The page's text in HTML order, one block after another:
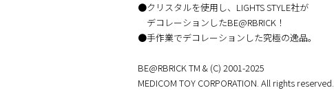
●クリスタルを使用し、LIGHTS STYLE社が
デコレーションしたBE@RBRICK！
●手作業でデコレーションした究極の逸品。
BE@RBRICK TM & (C) 2001-2025
MEDICOM TOY CORPORATION. All rights reserved.